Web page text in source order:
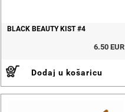
BLACK BEAUTY KIST #4
6.50 EUR
Dodaj u košaricu